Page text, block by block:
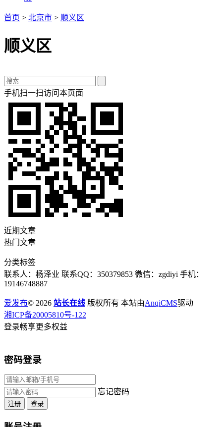
首页 > 北京市 > 顺义区
顺义区
手机扫一扫访问本页面
近期文章
热门文章
分类标签
联系人：杨泽业 联系QQ：350379853 微信：zgdiyi 手机：
19146748887
爱发布© 2026 站长在线 版权所有 本站由AnqiCMS驱动
湘ICP备20005810号-122
登录畅享更多权益
密码登录
忘记密码
注册 登录